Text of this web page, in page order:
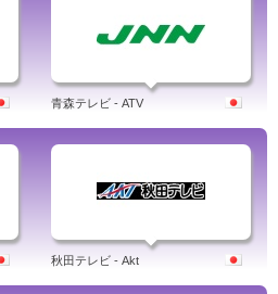
青森テレビ - ATV
秋田テレビ - Akt